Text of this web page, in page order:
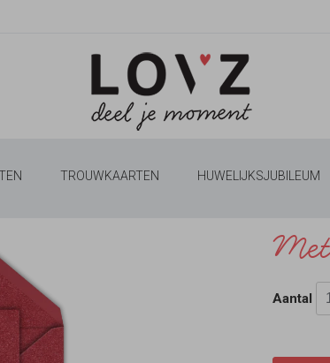
TROUWKAARTEN HUWELIJKSJUBILEUM
Aantal